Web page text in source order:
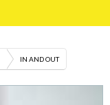
IN AND OUT